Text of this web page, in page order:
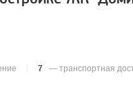
7 — транспортная